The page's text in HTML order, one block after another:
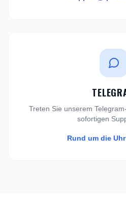
Treten Sie unserem
sofortigen
Rund um die